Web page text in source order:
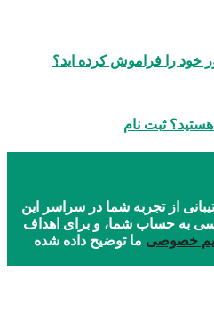
خود را فراموش کرده اید؟
ثبت نام
از تجربه شما در سراسر این
به حساب شما، و برای اهداف
خصوصی ما توضیح داده شده